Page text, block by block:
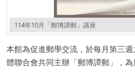
114年10月「郵博譚郵」講座
本館為促進郵學交流，於每月第三
體聯合會共同主辦「郵博譚郵」，為